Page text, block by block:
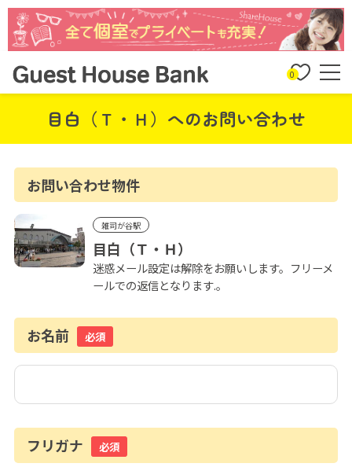
0
目白（Ｔ・Ｈ）へのお問い合わせ
お問い合わせ物件
雑司が谷駅
目白（Ｔ・Ｈ）
迷惑メール設定は解除をお願いします。フリーメ
ールでの返信となります.。
お名前 必須
フリガナ 必須